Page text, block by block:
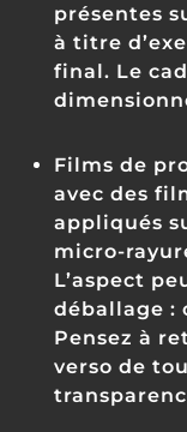
présentes
à titre
final. Le
Films de
avec des
appliqués
micro-
L’aspect
déballage :
Pensez à
verso de